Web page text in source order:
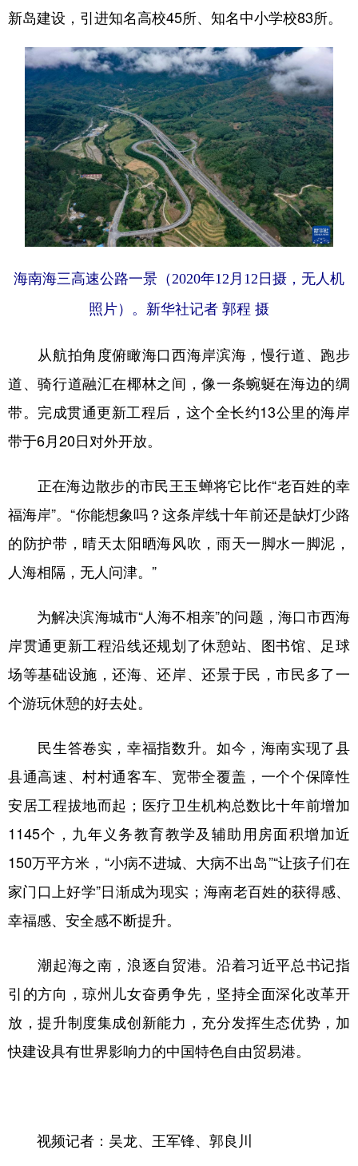
新岛建设，引进知名高校45所、知名中小学校83所。
海南海三高速公路一景（2020年12月12日摄，无人机
照片）。新华社记者 郭程 摄
从航拍角度俯瞰海口西海岸滨海，慢行道、跑步
道、骑行道融汇在椰林之间，像一条蜿蜒在海边的绸
带。完成贯通更新工程后，这个全长约13公里的海岸
带于6月20日对外开放。
正在海边散步的市民王玉蝉将它比作“老百姓的幸
福海岸”。“你能想象吗？这条岸线十年前还是缺灯少路
的防护带，晴天太阳晒海风吹，雨天一脚水一脚泥，
人海相隔，无人问津。”
为解决滨海城市“人海不相亲”的问题，海口市西海
岸贯通更新工程沿线还规划了休憩站、图书馆、足球
场等基础设施，还海、还岸、还景于民，市民多了一
个游玩休憩的好去处。
民生答卷实，幸福指数升。如今，海南实现了县
县通高速、村村通客车、宽带全覆盖，一个个保障性
安居工程拔地而起；医疗卫生机构总数比十年前增加
1145个，九年义务教育教学及辅助用房面积增加近
150万平方米，“小病不进城、大病不出岛”“让孩子们在
家门口上好学”日渐成为现实；海南老百姓的获得感、
幸福感、安全感不断提升。
潮起海之南，浪逐自贸港。沿着习近平总书记指
引的方向，琼州儿女奋勇争先，坚持全面深化改革开
放，提升制度集成创新能力，充分发挥生态优势，加
快建设具有世界影响力的中国特色自由贸易港。
视频记者：吴龙、王军锋、郭良川